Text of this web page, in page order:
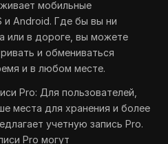
мобильные
и Android. Где бы вы ни
или в дороге, вы можете
и обмениваться
и в любом месте.
Pro: Для пользователей,
места для хранения и более
учетную запись Pro.
Pro могут